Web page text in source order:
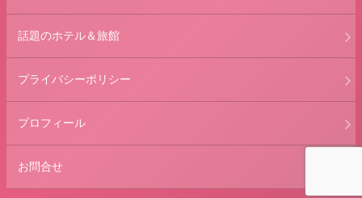
話題のホテル＆旅館
プライバシーポリシー
プロフィール
お問合せ